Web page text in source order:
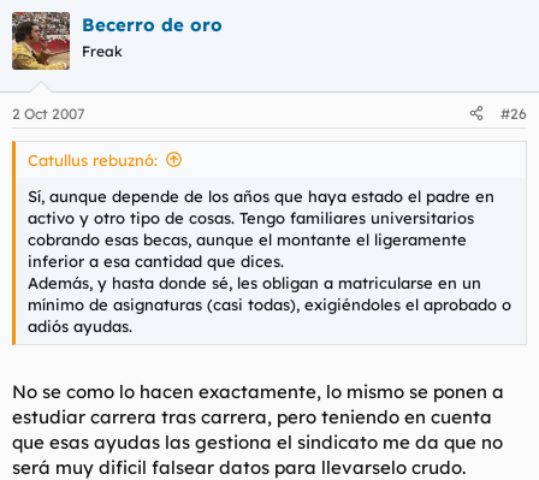
i
c
i
a
d
o
r
d
l
t
e
m
a
h
e
n
i
i
o
Becerro de oro
Freak
2 Oct 2007 #26
Catullus rebuznó:
Sí, aunque depende de los años que haya estado el padre en
activo y otro tipo de cosas. Tengo familiares universitarios
cobrando esas becas, aunque el montante el ligeramente
inferior a esa cantidad que dices.
Además, y hasta donde sé, les obligan a matricularse en un
mínimo de asignaturas (casi todas), exigiéndoles el aprobado o
adiós ayudas.
No se como lo hacen exactamente, lo mismo se ponen a
estudiar carrera tras carrera, pero teniendo en cuenta
que esas ayudas las gestiona el sindicato me da que no
será muy dificil falsear datos para llevarselo crudo.